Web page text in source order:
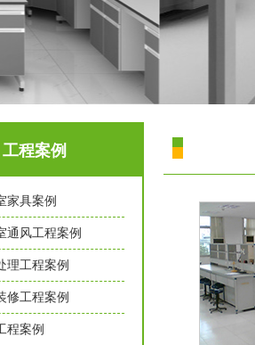
工程案例
家具案例
通风工程案例
理工程案例
修工程案例
程案例